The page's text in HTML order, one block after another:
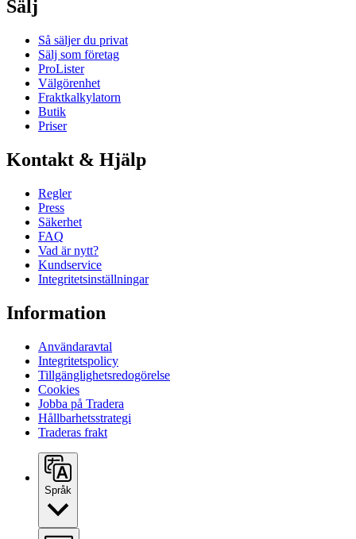
Sälj
Så säljer du privat
Sälj som företag
ProLister
Välgörenhet
Fraktkalkylatorn
Butik
Priser
Kontakt & Hjälp
Regler
Press
Säkerhet
FAQ
Vad är nytt?
Kundservice
Integritetsinställningar
Information
Användaravtal
Integritetspolicy
Tillgänglighetsredogörelse
Cookies
Jobba på Tradera
Hållbarhetsstrategi
Traderas frakt
Språk